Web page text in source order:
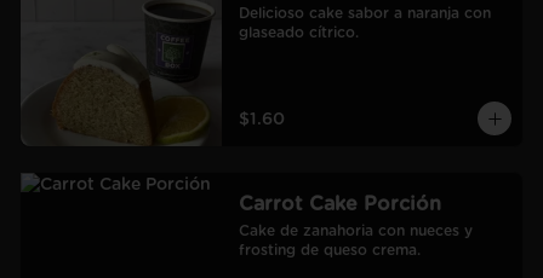
Delicioso cake sabor a naranja con
glaseado cítrico.
$1.60
Carrot Cake Porción
Cake de zanahoria con nueces y
frosting de queso crema.